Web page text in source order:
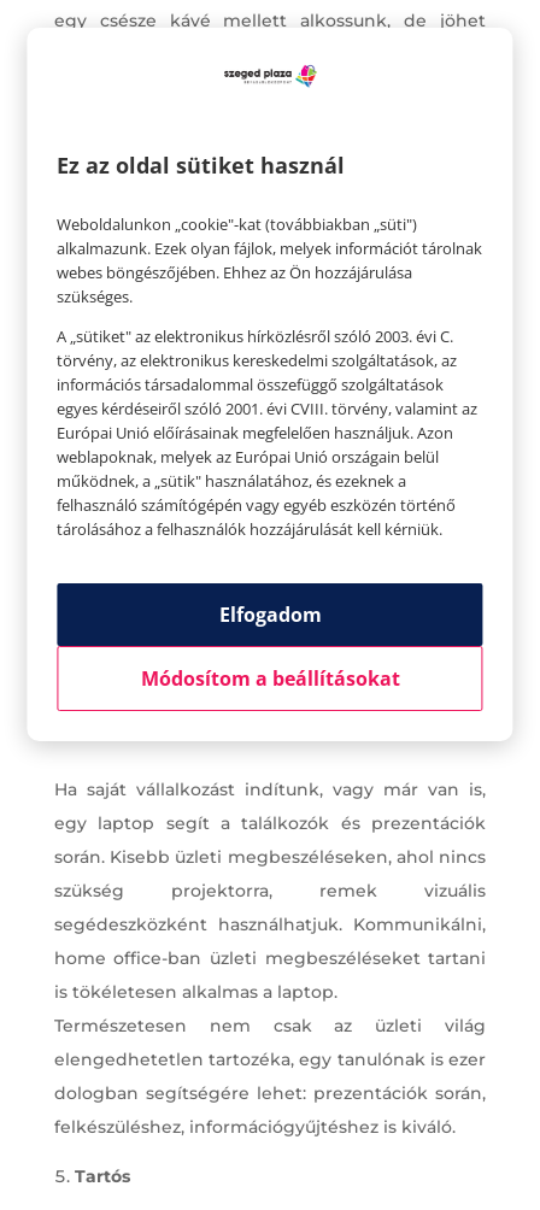
egy csésze kávé mellett alkossunk, de jöhet
nem tudunk megtenni egy asztali
mérete miatt, arra a laptop mind képes.
A laptopok kijelzői általában szuper
minőségűek. A színek igazabbnak tűnnek, a
színátmenetek nem „mosódnak el” és éles a kép.
Ha saját vállalkozást indítunk, vagy már van is,
egy laptop segít a találkozók és prezentációk
során. Kisebb üzleti megbeszéléseken, ahol nincs
szükség projektorra, remek vizuális
segédeszközként használhatjuk. Kommunikálni,
home office-ban üzleti megbeszéléseket tartani
is tökéletesen alkalmas a laptop.
Természetesen nem csak az üzleti világ
elengedhetetlen tartozéka, egy tanulónak is ezer
dologban segítségére lehet: prezentációk során,
felkészüléshez, információgyűjtéshez is kiváló.
Tartós
Ez az oldal sütiket használ
Weboldalunkon „cookie"-kat (továbbiakban „süti")
alkalmazunk. Ezek olyan fájlok, melyek információt tárolnak
webes böngészőjében. Ehhez az Ön hozzájárulása
szükséges.
A „sütiket" az elektronikus hírközlésről szóló 2003. évi C.
törvény, az elektronikus kereskedelmi szolgáltatások, az
információs társadalommal összefüggő szolgáltatások
egyes kérdéseiről szóló 2001. évi CVIII. törvény, valamint az
Európai Unió előírásainak megfelelően használjuk. Azon
weblapoknak, melyek az Európai Unió országain belül
működnek, a „sütik" használatához, és ezeknek a
felhasználó számítógépén vagy egyéb eszközén történő
tárolásához a felhasználók hozzájárulását kell kérniük.
Elfogadom
Módosítom a beállításokat